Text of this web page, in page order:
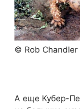
© Rob Chandler
А еще Кубер-